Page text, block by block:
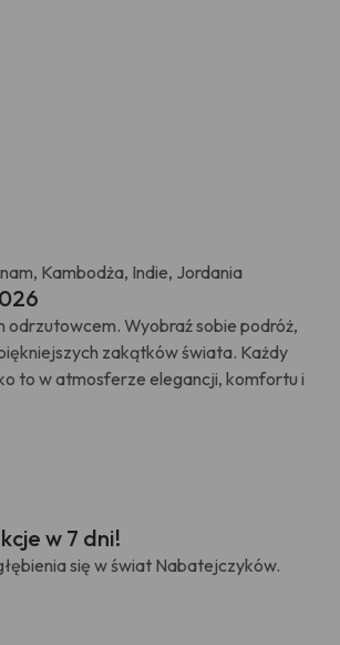
Kambodża, Indie, Jordania
odrzutowcem. Wyobraź sobie podróż,
zakątków świata. Każdy
to w atmosferze elegancji, komfortu i
w 7 dni!
się w świat Nabatejczyków.